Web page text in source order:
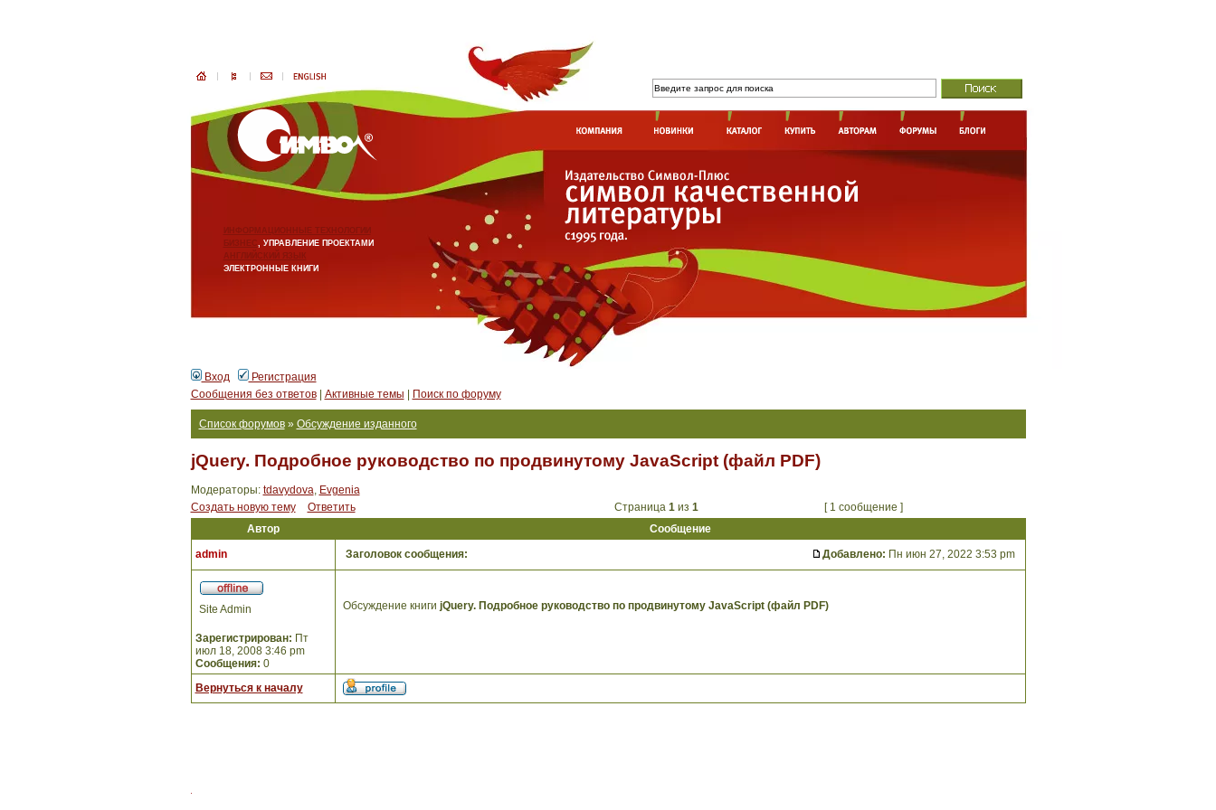
ИНФОРМАЦИОННЫЕ ТЕХНОЛОГИИ
БИЗНЕС, УПРАВЛЕНИЕ ПРОЕКТАМИ
АНГЛИЙСКИЙ ЯЗЫК
ЭЛЕКТРОННЫЕ КНИГИ
Вход
Регистрация
Сообщения без ответов| Активные темы Поиск по форуму
Список форумов» Обсуждение изданного
jQuery. Подробное руководство по продвинутому JavaScript (файл PDF)
Модераторы: tdavydova, Evgenia
Создать новую тему
Ответить Страница 1из 1
[ 1 сообщение ]
Автор
Сообщение
admin
Заголовок сообщения: Добавлено: Пн июн 27, 2022 3:53 pm
Site Admin
Зарегистрирован: Пт
июл 18, 2008 3:46 pm
Сообщения: 0
Обсуждение книги jQuery. Подробное руководство по продвинутому JavaScript (файл PDF)
Вернуться к началу